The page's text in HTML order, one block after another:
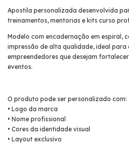
Apostila personalizada desenvolvida
treinamentos, mentorias e kits curso
Modelo com encadernação em espiral,
impressão de alta qualidade, ideal para
empreendedores que desejam
eventos.
O produto pode ser personalizado com:
• Logo da marca
• Nome profissional
• Cores da identidade visual
• Layout exclusivo